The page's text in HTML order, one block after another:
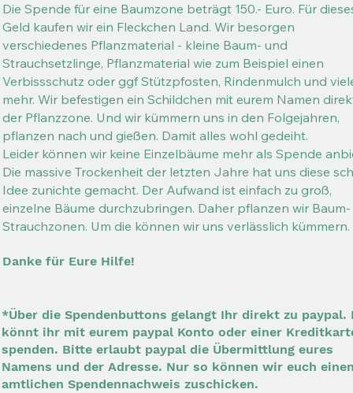
Die Spende für eine Baumzone beträgt 150.- Euro. Für
Geld kaufen wir ein Fleckchen Land. Wir besorgen
verschiedenes Pflanzmaterial - kleine Baum- und
Strauchsetzlinge, Pflanzmaterial wie zum Beispiel einen
Verbissschutz oder ggf Stützpfosten, Rindenmulch und
mehr. Wir befestigen ein Schildchen mit eurem Namen
der Pflanzzone. Und wir kümmern uns in den Folgejahren,
pflanzen nach und gießen. Damit alles wohl gedeiht.
Leider können wir keine Einzelbäume mehr als Spende
Die massive Trockenheit der letzten Jahre hat uns diese
Idee zunichte gemacht. Der Aufwand ist einfach zu groß,
einzelne Bäume durchzubringen. Daher pflanzen wir
Strauchzonen. Um die können wir uns verlässlich kümmern.
Danke für Eure Hilfe!
*Über die Spendenbuttons gelangt Ihr direkt zu paypal.
könnt ihr mit eurem paypal Konto oder einer
spenden. Bitte erlaubt paypal die Übermittlung eures
Namens und der Adresse. Nur so können wir euch
amtlichen Spendennachweis zuschicken.